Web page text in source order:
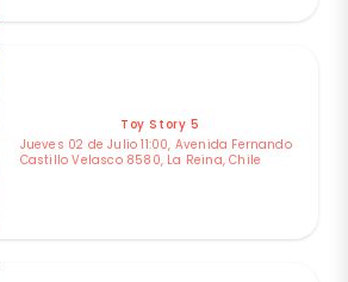
Toy Story 5
Jueves 02 de Julio 11:00, Avenida Fernando
Castillo Velasco 8580, La Reina, Chile